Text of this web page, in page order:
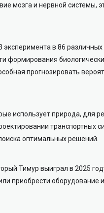
мозга и нервной системы,
в 86
формирования
прогнозировать
использует природа, для
транспортных
оптимальных решений.
Тимур выиграл в 2025
приобрести оборудование